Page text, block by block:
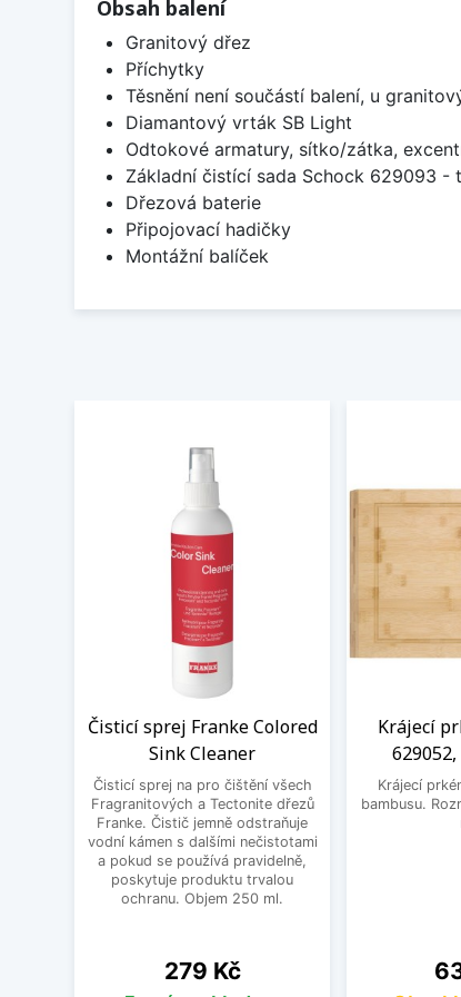
Obsah balení
Granitový dřez
Příchytky
Těsnění není součástí balení, u
Diamantový vrták SB Light
Odtokové armatury, sítko/zátka,
Základní čistící sada Schock 629093 -
Dřezová baterie
Připojovací hadičky
Montážní balíček
Čisticí sprej Franke Colored
Sink Cleaner
Čisticí sprej na pro čištění všech
Fragranitových a Tectonite dřezů
Franke. Čistič jemně odstraňuje
vodní kámen s dalšími nečistotami
a pokud se používá pravidelně,
poskytuje produktu trvalou
ochranu. Objem 250 ml.
Cena
279 Kč
Krájecí
Krájecí
bambusu.